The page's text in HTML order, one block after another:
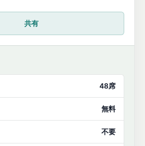
共有
48席
無料
不要